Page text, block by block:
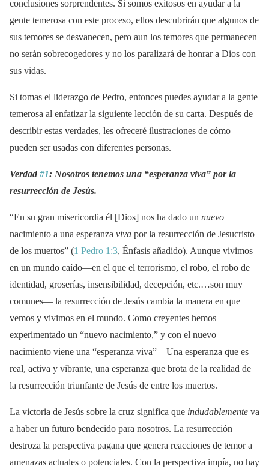
conclusiones sorprendentes. Si somos exitosos en ayudar a la
gente temerosa con este proceso, ellos descubrirán que algunos de
sus temores se desvanecen, pero aun los temores que permanecen
no serán sobrecogedores y no los paralizará de honrar a Dios con
sus vidas.
Si tomas el liderazgo de Pedro, entonces puedes ayudar a la gente
temerosa al enfatizar la siguiente lección de su carta. Después de
describir estas verdades, les ofreceré ilustraciones de cómo
pueden ser usadas con diferentes personas.
Verdad #1: Nosotros tenemos una “esperanza viva” por la
resurrección de Jesús.
“En su gran misericordia él [Dios] nos ha dado un nuevo
nacimiento a una esperanza viva por la resurrección de Jesucristo
de los muertos” (1 Pedro 1:3, Énfasis añadido). Aunque vivimos
en un mundo caído—en el que el terrorismo, el robo, el robo de
identidad, groserías, insensibilidad, decepción, etc.…son muy
comunes— la resurrección de Jesús cambia la manera en que
vemos y vivimos en el mundo. Como creyentes hemos
experimentado un “nuevo nacimiento,” y con el nuevo
nacimiento viene una “esperanza viva”—Una esperanza que es
real, activa y vibrante, una esperanza que brota de la realidad de
la resurrección triunfante de Jesús de entre los muertos.
La victoria de Jesús sobre la cruz significa que indudablemente va
a haber un futuro bendecido para nosotros. La resurrección
destroza la perspectiva pagana que genera reacciones de temor a
amenazas actuales o potenciales. Con la perspectiva impía, no hay